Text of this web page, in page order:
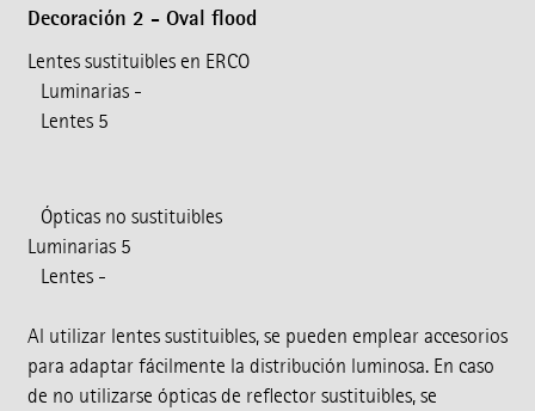
Decoración 2 - Oval flood
Lentes sustituibles en ERCO
Luminarias -
Lentes 5
Ópticas no sustituibles
Luminarias 5
Lentes -
Al utilizar lentes sustituibles, se pueden emplear accesorios
para adaptar fácilmente la distribución luminosa. En caso
de no utilizarse ópticas de reflector sustituibles, se